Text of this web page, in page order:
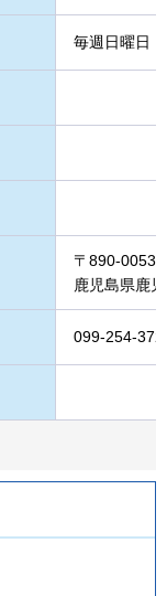
毎週日曜日
〒890-0053
鹿児島県鹿
099-254-